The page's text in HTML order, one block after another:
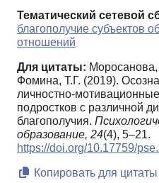
Тематический сетевой
благополучие субъектов
отношений
Для цитаты:
Фомина, Т.Г. (2019).
личностно-
подростков с различной
благополучия.
образование, 24(4), 5–21.
https://doi.org/10.17759/
Копировать для цитаты